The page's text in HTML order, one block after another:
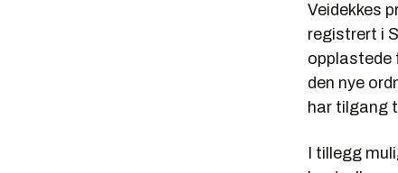
Veidekkes
registrert i
opplastede
den nye
har tilgang
I tillegg